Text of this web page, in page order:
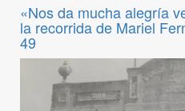
«Nos da mucha alegría
la recorrida de Mariel
49